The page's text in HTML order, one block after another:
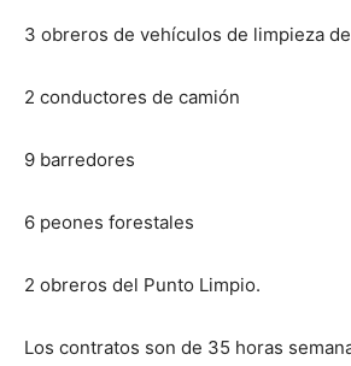
3 obreros de vehículos de limpieza
2 conductores de camión
9 barredores
6 peones forestales
2 obreros del Punto Limpio.
Los contratos son de 35 horas